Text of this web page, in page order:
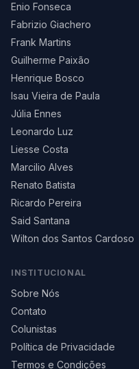
Enio Fonseca
Fabrizio Giachero
Frank Martins
Guilherme Paixão
Henrique Bosco
Isau Vieira de Paula
Júlia Ennes
Leonardo Luz
Liesse Costa
Marcilio Alves
Renato Batista
Ricardo Pereira
Said Santana
Wilton dos Santos Cardoso
INSTITUCIONAL
Sobre Nós
Contato
Colunistas
Política de Privacidade
Termos e Condições